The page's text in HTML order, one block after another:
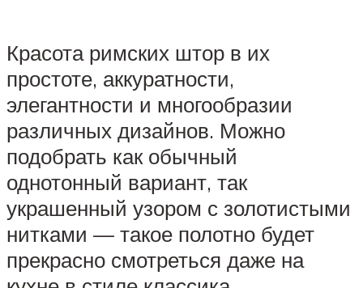
Красота римских штор в их
простоте, аккуратности,
элегантности и многообразии
различных дизайнов. Можно
подобрать как обычный
однотонный вариант, так
украшенный узором с золотистыми
нитками — такое полотно будет
прекрасно смотреться даже на